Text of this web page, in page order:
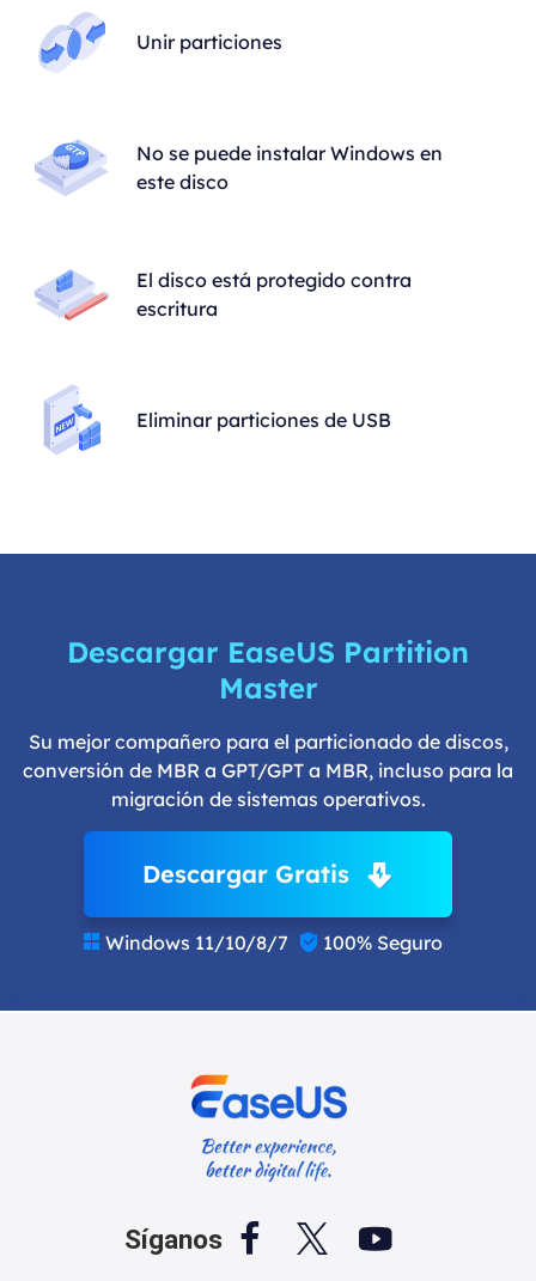
Unir particiones
No se puede instalar Windows en
este disco
El disco está protegido contra
escritura
Eliminar particiones de USB
Descargar EaseUS Partition
Master
Su mejor compañero para el particionado de discos,
conversión de MBR a GPT/GPT a MBR, incluso para la
migración de sistemas operativos.
Descargar Gratis
 Windows 11/10/8/7  100% Seguro
Síganos   